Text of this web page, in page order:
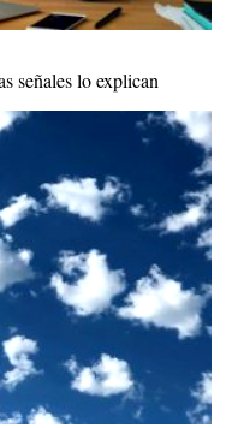
señales lo explican